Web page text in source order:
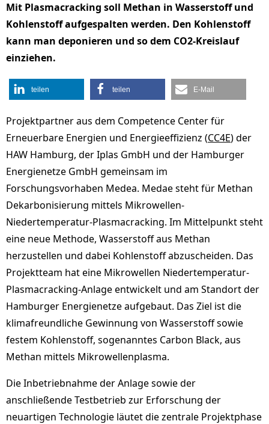
Mit Plasmacracking soll Methan in Wasserstoff und
Kohlenstoff aufgespalten werden. Den Kohlenstoff
kann man deponieren und so dem CO2-Kreislauf
einziehen.
teilen teilen E-Mail
Projektpartner aus dem Competence Center für
Erneuerbare Energien und Energieeffizienz (CC4E) der
HAW Hamburg, der Iplas GmbH und der Hamburger
Energienetze GmbH gemeinsam im
Forschungsvorhaben Medea. Medae steht für Methan
Dekarbonisierung mittels Mikrowellen-
Niedertemperatur-Plasmacracking. Im Mittelpunkt steht
eine neue Methode, Wasserstoff aus Methan
herzustellen und dabei Kohlenstoff abzuscheiden. Das
Projektteam hat eine Mikrowellen Niedertemperatur-
Plasmacracking-Anlage entwickelt und am Standort der
Hamburger Energienetze aufgebaut. Das Ziel ist die
klimafreundliche Gewinnung von Wasserstoff sowie
festem Kohlenstoff, sogenanntes Carbon Black, aus
Methan mittels Mikrowellenplasma.
Die Inbetriebnahme der Anlage sowie der
anschließende Testbetrieb zur Erforschung der
neuartigen Technologie läutet die zentrale Projektphase